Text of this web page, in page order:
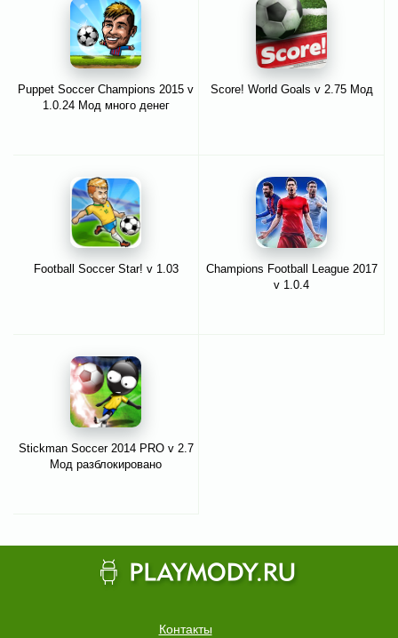
Puppet Soccer Champions 2015 v
1.0.24 Мод много денег
Score! World Goals v 2.75 Мод
Football Soccer Star! v 1.03
Champions Football League 2017
v 1.0.4
Stickman Soccer 2014 PRO v 2.7
Мод разблокировано
Контакты